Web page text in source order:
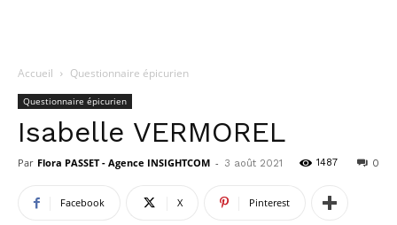
Accueil Questionnaire épicurien
Questionnaire épicurien
Isabelle VERMOREL
Par Flora PASSET - Agence INSIGHTCOM - 3 août 2021 0
1487
Facebook X Pinterest